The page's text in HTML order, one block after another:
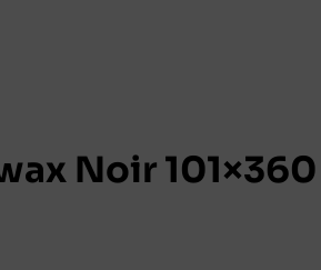
Noir 101×360